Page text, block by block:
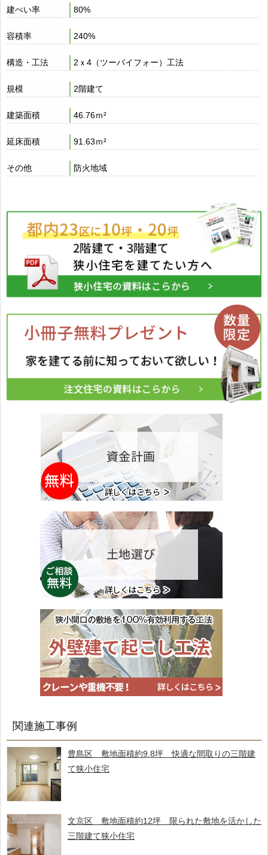
建ぺい率 80%
容積率 240%
構造・工法 2ｘ4（ツーバイフォー）工法
規模 2階建て
建築面積 46.76ｍ²
延床面積 91.63ｍ²
その他 防火地域
関連施工事例
豊島区 敷地面積約9.8坪 快適な間取りの三階建
て狭小住宅
文京区 敷地面積約12坪 限られた敷地を活かした
三階建て狭小住宅